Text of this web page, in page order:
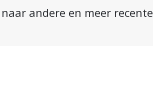
andere en meer recente